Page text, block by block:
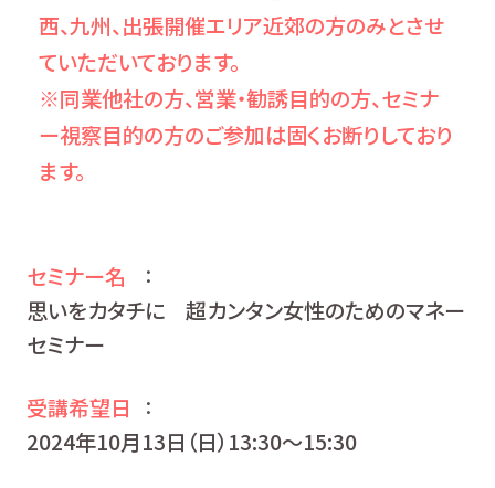
西、九州、出張開催エリア近郊の方のみとさせ
ていただいております。
※同業他社の方、営業・勧誘目的の方、セミナ
ー視察目的の方のご参加は固くお断りしており
ます。
セミナー名 ：
思いをカタチに 超カンタン女性のためのマネー
セミナー
受講希望日 ：
2024年10月13日（日）13:30〜15:30